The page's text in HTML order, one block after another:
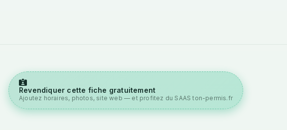
Revendiquer cette fiche gratuitement
Ajoutez horaires, photos, site web — et profitez du SAAS ton-permis.fr